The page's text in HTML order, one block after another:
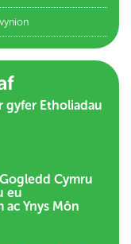
gyfer Etholiadau
Cymru
eu
ac Ynys Môn